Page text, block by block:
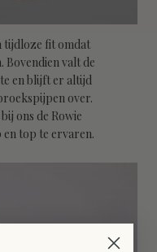
tijdloze fit omdat
Bovendien valt de
en blijft er altijd
over.
ons de Rowie
top te ervaren.